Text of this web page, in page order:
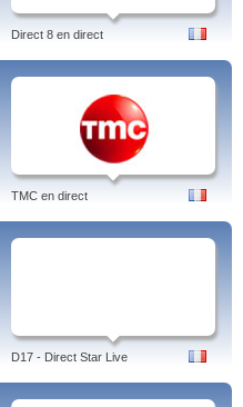
Direct 8 en direct
TMC en direct
D17 - Direct Star Live